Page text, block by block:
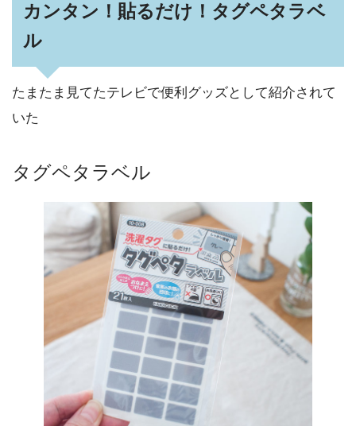
カンタン！貼るだけ！タグペタラベ
ル
たまたま見てたテレビで便利グッズとして紹介されて
いた
タグペタラベル